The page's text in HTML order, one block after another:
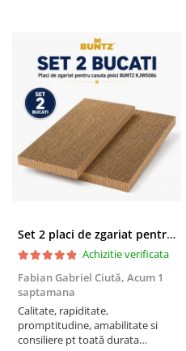
Set 2 placi de zgariat pentru casuta pisici BUNTZ KJW5086, compatibile cu casuta 59 x 28.5 x 35 cm
Achizitie verificata
Fabian Gabriel Ciută, Acum 1
saptamana
Calitate, rapiditate,
promptitudine, amabilitate si
consiliere pt toată durata